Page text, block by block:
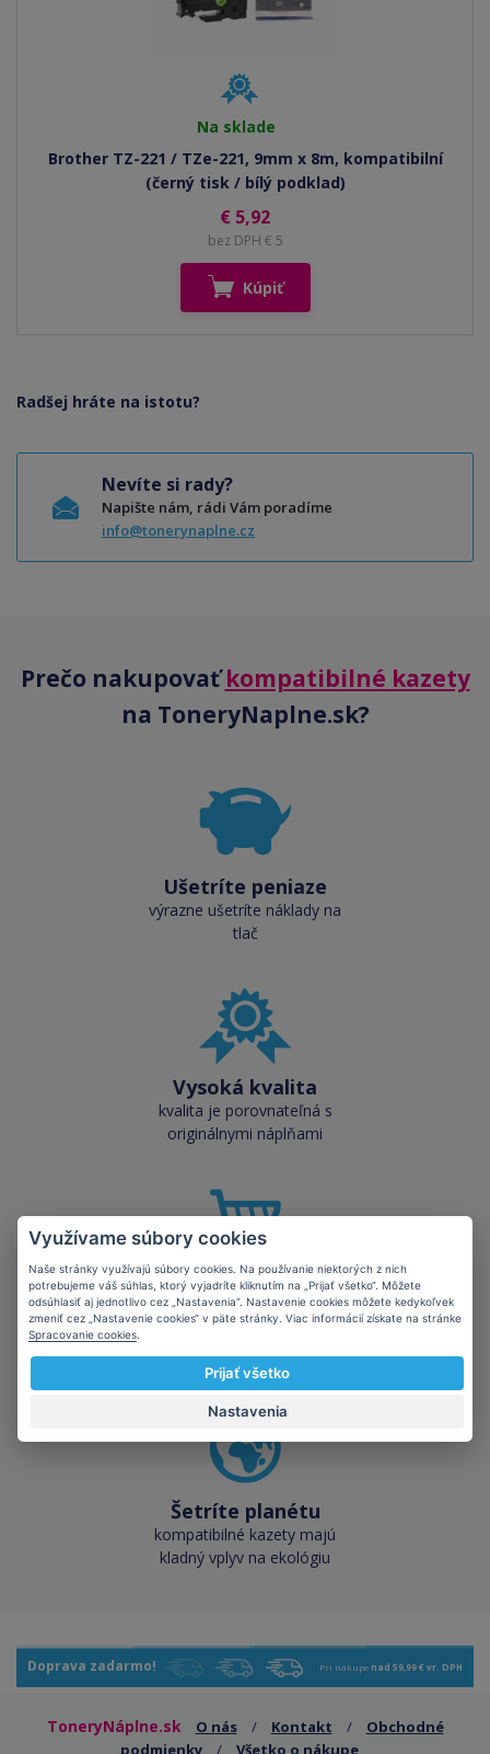
Na sklade
Brother TZ-221 / TZe-221, 9mm x 8m, kompatibilní
(černý tisk / bílý podklad)
€ 5,92
bez DPH € 5
Kúpiť
Radšej hráte na istotu?
Nevíte si rady?
Napište nám, rádi Vám poradíme
info@tonerynaplne.cz
Prečo nakupovaťkompatibilné kazety
na ToneryNaplne.sk?
Ušetríte peniaze
výrazne ušetríte náklady na
tlač
Vysoká kvalita
kvalita je porovnateľná s
originálnymi náplňami
Skladom takmer
všetko
zásob pre okamžitý odber
Šetríte planétu
kompatibilné kazety majú
kladný vplyv na ekológiu
Doprava zadarmo! Pri nákupe nad 59,99 € vr. DPH
ToneryNáplne.sk O nás / Kontakt /
Obchodné
podmienky
/ Všetko o nákupe
Využívame súbory cookies
Naše stránky využívajú súbory cookies. Na používanie niektorých z nich
potrebujeme váš súhlas, ktorý vyjadríte kliknutím na „Prijať všetko“. Môžete
odsúhlasiť aj jednotlivo cez „Nastavenia“. Nastavenie cookies môžete kedykoľvek
zmeniť cez „Nastavenie cookies“ v päte stránky. Viac informácií získate na stránke
Spracovanie cookies
Prijať všetko
Nastavenia